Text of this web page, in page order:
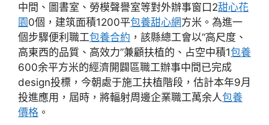
中間、圖書室、勞模聲譽室等對外辦事窗口2甜心花
園0個，建筑面積1200平包養甜心網方米。為進一
個步驟便利職工包養合約 ，該縣總工會以“高尺度、
高東西的品質、高效力”兼顧扶植的、占空中積1包養
600余平方米的經濟開闢區職工辦事中間已完成
design投標，今朝處于施工扶植階段，估計本年9月
投進應用，屆時，將輻射周邊企業職工萬余人包養
價格 。